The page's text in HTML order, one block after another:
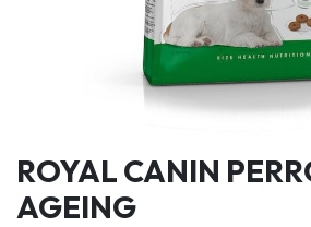
ROYAL CANIN
AGEING